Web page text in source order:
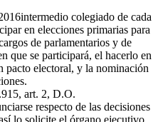
intermedio colegiado de cada
en elecciones primarias para
de parlamentarios y de
que se participará, el hacerlo en
electoral, y la nominación
art. 2, D.O.
respecto de las decisiones
lo solicite el órgano ejecutivo